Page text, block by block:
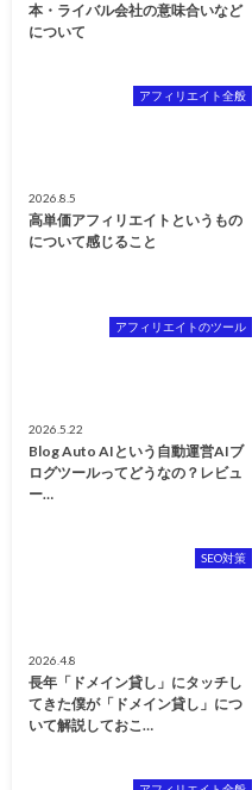
本・ライバル会社の意味合いなど
について
アフィリエイト全般
2026.8.5
高単価アフィリエイトというもの
について感じること
アフィリエイトのツール
2026.5.22
Blog Auto AIという自動運営AIブ
ログツールってどうなの？レビュ
ー…
SEO対策
2026.4.8
長年「ドメイン貸し」にタッチし
てきた僕が「ドメイン貸し」につ
いて解説しておこ…